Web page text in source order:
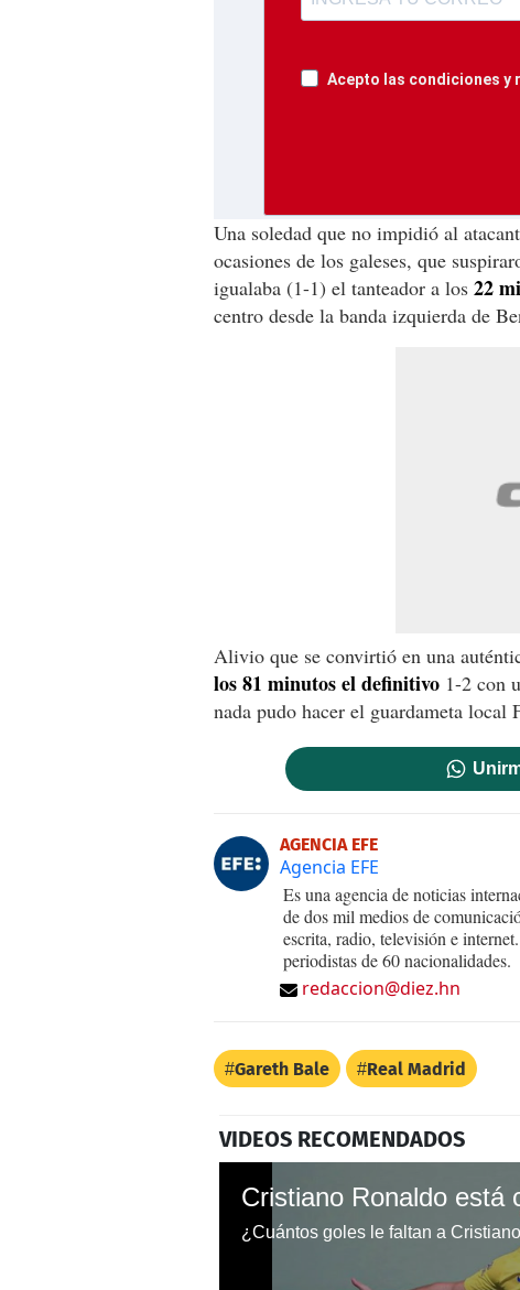
Acepto las condiciones y
Una soledad que no impidió al
ocasiones de los galeses, que
igualaba (1-1) el tanteador a los 22
centro desde la banda izquierda de
Alivio que se convirtió en una
los 81 minutos el definitivo 1-2 con
nada pudo hacer el guardameta local
AGENCIA EFE
Agencia EFE
Es una agencia de noticias
de dos mil medios de
escrita, radio, televisión e
periodistas de 60 nacionalidades.
redaccion@diez.hn
Gareth Bale Real Madrid
VIDEOS RECOMENDADOS